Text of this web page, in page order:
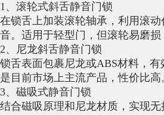
1、滚轮式斜舌静音门锁
在锁舌上加装滚轮轴承，利用滚
音。适用于轻型门，但滚轮易磨损
2、尼龙斜舌静音门锁
锁舌表面包裹尼龙或ABS材料，有
是目前市场上主流产品，性价比高
3、磁吸式静音门锁
结合磁吸原理和尼龙材质，实现